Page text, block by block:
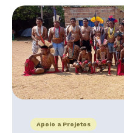
Apoio a Projetos